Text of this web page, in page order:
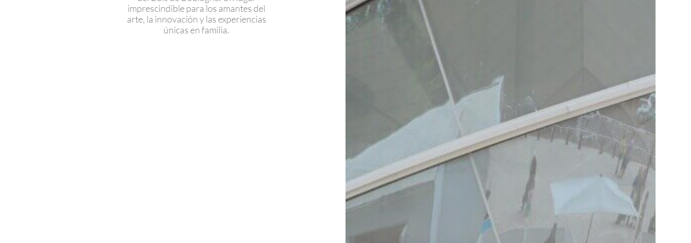
imprescindible para los amantes del
arte, la innovación y las experiencias
únicas en familia.